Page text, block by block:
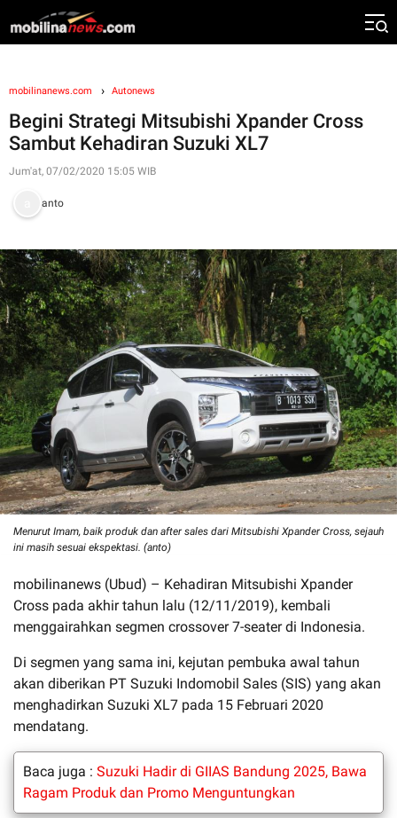
mobilinanews.com Autonews
Begini Strategi Mitsubishi Xpander Cross
Sambut Kehadiran Suzuki XL7
Jum'at, 07/02/2020 15:05 WIB
anto
Menurut Imam, baik produk dan after sales dari Mitsubishi Xpander Cross, sejauh
ini masih sesuai ekspektasi. (anto)
mobilinanews (Ubud) – Kehadiran Mitsubishi Xpander
Cross pada akhir tahun lalu (12/11/2019), kembali
menggairahkan segmen crossover 7-seater di Indonesia.
Di segmen yang sama ini, kejutan pembuka awal tahun
akan diberikan PT Suzuki Indomobil Sales (SIS) yang akan
menghadirkan Suzuki XL7 pada 15 Februari 2020
mendatang.
Baca juga : Suzuki Hadir di GIIAS Bandung 2025, Bawa
Ragam Produk dan Promo Menguntungkan